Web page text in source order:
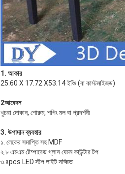
1. আকার
25.60 X 17.72 X53.14 ইঞ্চি (বা কাস্টমাইজড)
2আবেদন
খুচরা দোকান, শোরুম, শপিং মল বা প্রদর্শনী
3. উপাদান ব্যবহার
১. লেকের সমাপ্তি সহ MDF
২.৮ এমএম টেম্পারেড গ্লাস যেমন কাউন্টার টপ
৩.৪pcs LED স্টপ লাইট সজ্জিত